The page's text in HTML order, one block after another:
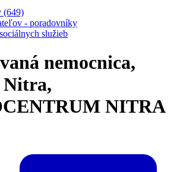
(649)
- poradovníky
služieb
nemocnica,
Nitra,
NITRA